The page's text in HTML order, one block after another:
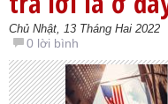
Chủ Nhật, 13 Tháng Hai 2022
0 lời bình